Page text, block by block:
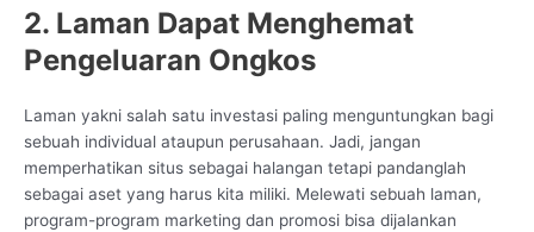
2. Laman Dapat Menghemat
Pengeluaran Ongkos
Laman yakni salah satu investasi paling menguntungkan bagi
sebuah individual ataupun perusahaan. Jadi, jangan
memperhatikan situs sebagai halangan tetapi pandanglah
sebagai aset yang harus kita miliki. Melewati sebuah laman,
program-program marketing dan promosi bisa dijalankan